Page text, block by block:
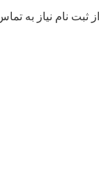
ثبت نام نیاز به